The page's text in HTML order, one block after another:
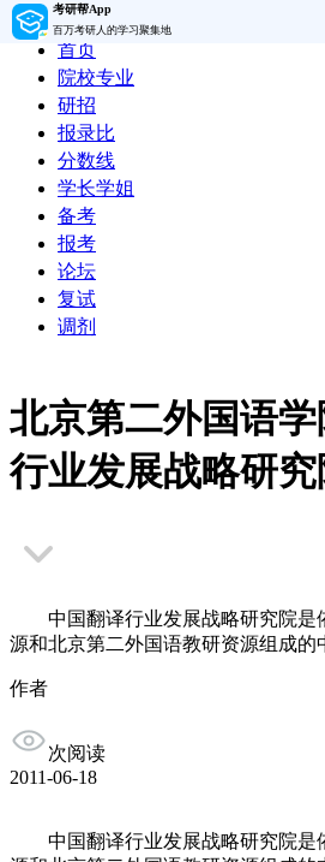
考研帮App
百万考研人的学习聚集地
首页
院校专业
研招
报录比
分数线
学长学姐
备考
报考
论坛
复试
调剂
北京第二外国语
行业发展战略研
中国翻译行业发展战略研究院是
源和北京第二外国语教研资源组成的
作者
次阅读
2011-06-18
中国翻译行业发展战略研究院是